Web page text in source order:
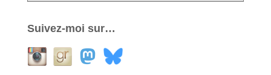
h
v
e
Suivez-moi sur…